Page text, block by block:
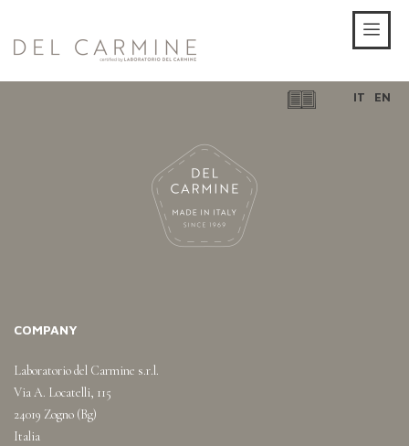
IT EN
COMPANY
Laboratorio del Carmine s.r.l.
Via A. Locatelli, 115
24019 Zogno (Bg)
Italia